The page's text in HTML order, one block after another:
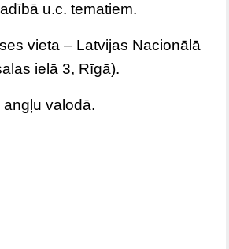
u.c. tematiem.
vieta – Latvijas Nacionālā
ielā 3, Rīgā).
valodā.